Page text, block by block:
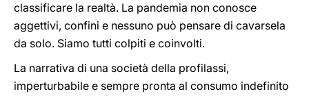
classificare la realtà. La pandemia non conosce
aggettivi, confini e nessuno può pensare di cavarsela
da solo. Siamo tutti colpiti e coinvolti.
La narrativa di una società della profilassi,
imperturbabile e sempre pronta al consumo indefinito